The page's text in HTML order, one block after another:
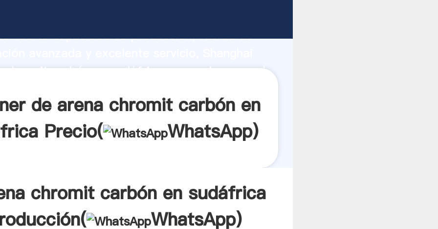
fuerte capacidad de producción, fuerza de
chromit carbón en sudáfrica proveedor crea el
de arena chromit carbón en
Precio(
WhatsApp)
chromit carbón en sudáfrica
WhatsApp)